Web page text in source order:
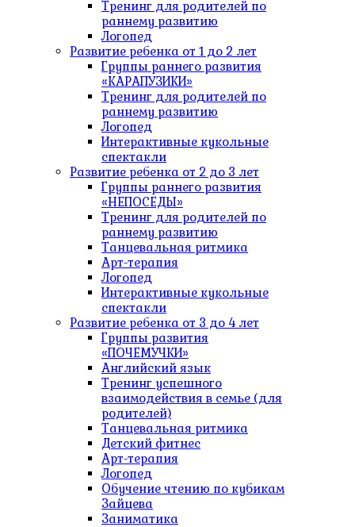
Тренинг для родителей по
раннему развитию
Логопед
Развитие ребенка от 1 до 2 лет
Группы раннего развития
«КАРАПУЗИКИ»
Тренинг для родителей по
раннему развитию
Логопед
Интерактивные кукольные
спектакли
Развитие ребенка от 2 до 3 лет
Группы раннего развития
«НЕПОСЕДЫ»
Тренинг для родителей по
раннему развитию
Танцевальная ритмика
Арт-терапия
Логопед
Интерактивные кукольные
спектакли
Развитие ребенка от 3 до 4 лет
Группы развития
«ПОЧЕМУЧКИ»
Английский язык
Тренинг успешного
взаимодействия в семье (для
родителей)
Танцевальная ритмика
Детский фитнес
Арт-терапия
Логопед
Обучение чтению по кубикам
Зайцева
Заниматика